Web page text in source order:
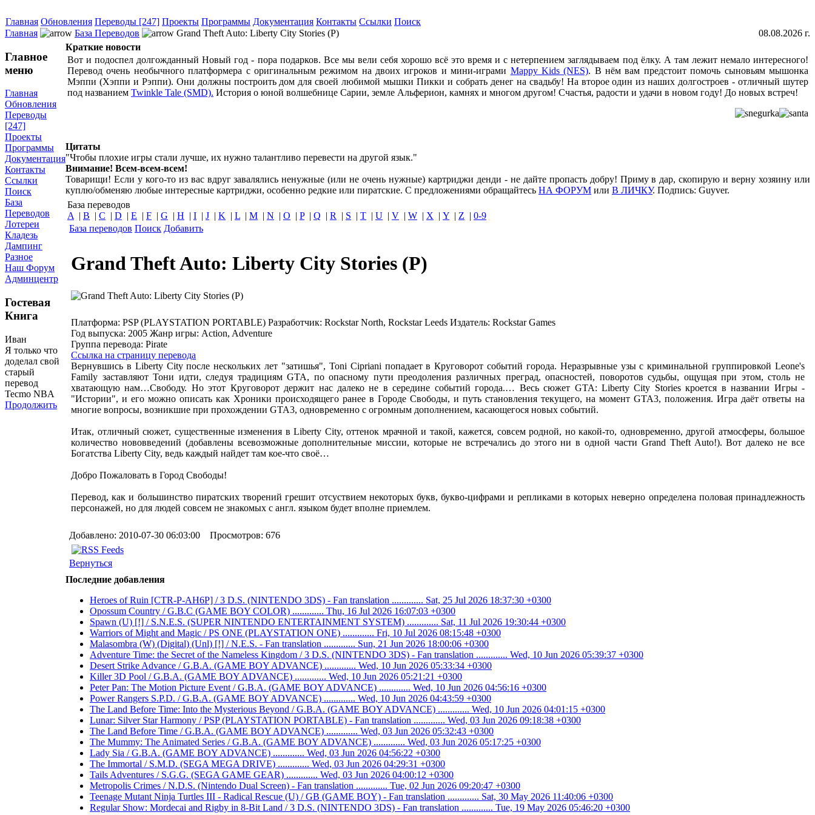
Главная Обновления Переводы [247] Проекты Программы Документация Контакты Ссылки Поиск
Главная
База Переводов Grand Theft Auto: Liberty City Stories (P) 08.08.2026 г.
Главное
меню
Главная
Обновления
Переводы
[247]
Проекты
Программы
Документация
Контакты
Ссылки
Поиск
База
Переводов
Лотереи
Кладезь
Дампинг
Разное
Наш Форум
Админцентр
Гостевая
Книга
Иван
Я только что
доделал свой
старый
перевод
Tecmo NBA
Продолжить
Краткие новости
Вот и подоспел долгожданный Новый год - пора подарков. Все мы вели себя хорошо всё это время и с нетерпением заглядываем под ёлку. А там лежит немало интересного!
Перевод очень необычного платформера с оригинальным режимом на двоих игроков и мини-играми Mappy Kids (NES). В нём вам предстоит помочь сыновьям мышонка
Мэппи (Хэппи и Рэппи). Они должны построить дом для своей любимой мышки Пикки и собрать денег на свадьбу! На второе один из наших долгостроев - отличный шутер
под названием Twinkle Tale (SMD). История о юной волшебнице Сарии, земле Альферион, камнях и многом другом! Счастья, радости и удачи в новом году! До новых встреч!
Цитаты
"Чтобы плохие игры стали лучше, их нужно талантливо перевести на другой язык."
Внимание! Всем-всем-всем!
Товарищи! Если у кого-то из вас вдруг завалялись ненужные (или не очень нужные) картриджи денди - не дайте пропасть добру! Приму в дар, скопирую и верну хозяину или
куплю/обменяю любые интересные картриджи, особенно редкие или пиратские. С предложениями обращайтесь НА ФОРУМ или В ЛИЧКУ. Подпись: Guyver.
База переводов
A | B | C | D | E | F | G | H | I | J | K | L | M | N | O | P| Q | R | S | T | U | V | W | X | Y | Z | 0-9
База переводов Поиск Добавить
Grand Theft Auto: Liberty City Stories (P)
Платформа: PSP (PLAYSTATION PORTABLE) Разработчик: Rockstar North, Rockstar Leeds Издатель: Rockstar Games
Год выпуска: 2005 Жанр игры: Action, Adventure
Группа перевода: Pirate
Ссылка на страницу перевода
Вернувшись в Liberty City после нескольких лет "затишья", Toni Cipriani попадает в Круговорот событий города. Неразрывные узы с криминальной группировкой Leone's
Family заставляют Тони идти, следуя традициям GTA, по опасному пути преодоления различных преград, опасностей, поворотов судьбы, ощущая при этом, столь не
хватающую нам…Свободу. Но этот Круговорот держит нас далеко не в середине событий города.… Весь сюжет GTA: Liberty City Stories кроется в названии Игры -
"Истории", и его можно описать как Хроники происходящего ранее в Городе Свободы, и путь становления текущего, на момент GTA3, положения. Игра даёт ответы на
многие вопросы, возникшие при прохождении GTA3, одновременно с огромным дополнением, касающегося новых событий.
Итак, отличный сюжет, существенные изменения в Liberty City, оттенок мрачной и такой, кажется, совсем родной, но какой-то, одновременно, другой атмосферы, большое
количество нововведений (добавлены всевозможные дополнительные миссии, которые не встречались до этого ни в одной части Grand Theft Auto!). Вот далеко не все
Богатства Liberty City, ведь каждый найдет там кое-что своё…
Добро Пожаловать в Город Свободы!
Перевод, как и большинство пиратских творений грешит отсуствием некоторых букв, букво-цифрами и репликами в которых неверно определена половая принадлежность
персонажей, но для людей совсем не знакомых с англ. языком будет вполне приемлем.
Добавлено: 2010-07-30 06:03:00 Просмотров: 676
Вернуться
Последние добавления
Heroes of Ruin [CTR-P-AH6P] / 3 D.S. (NINTENDO 3DS) - Fan translation ............. Sat, 25 Jul 2026 18:37:30 +0300
Opossum Country / G.B.C (GAME BOY COLOR) ............. Thu, 16 Jul 2026 16:07:03 +0300
Spawn (U) [!] / S.N.E.S. (SUPER NINTENDO ENTERTAINMENT SYSTEM) ............. Sat, 11 Jul 2026 19:30:44 +0300
Warriors of Might and Magic / PS ONE (PLAYSTATION ONE) ............. Fri, 10 Jul 2026 08:15:48 +0300
Malasombra (W) (Digital) (Unl) [!] / N.E.S. - Fan translation ............. Sun, 21 Jun 2026 18:00:06 +0300
Adventure Time: the Secret of the Nameless Kingdom / 3 D.S. (NINTENDO 3DS) - Fan translation ............. Wed, 10 Jun 2026 05:39:37 +0300
Desert Strike Advance / G.B.A. (GAME BOY ADVANCE) ............. Wed, 10 Jun 2026 05:33:34 +0300
Killer 3D Pool / G.B.A. (GAME BOY ADVANCE) ............. Wed, 10 Jun 2026 05:21:21 +0300
Peter Pan: The Motion Picture Event / G.B.A. (GAME BOY ADVANCE) ............. Wed, 10 Jun 2026 04:56:16 +0300
Power Rangers S.P.D. / G.B.A. (GAME BOY ADVANCE) ............. Wed, 10 Jun 2026 04:43:59 +0300
The Land Before Time: Into the Mysterious Beyond / G.B.A. (GAME BOY ADVANCE) ............. Wed, 10 Jun 2026 04:01:15 +0300
Lunar: Silver Star Harmony / PSP (PLAYSTATION PORTABLE) - Fan translation ............. Wed, 03 Jun 2026 09:18:38 +0300
The Land Before Time / G.B.A. (GAME BOY ADVANCE) ............. Wed, 03 Jun 2026 05:32:43 +0300
The Mummy: The Animated Series / G.B.A. (GAME BOY ADVANCE) ............. Wed, 03 Jun 2026 05:17:25 +0300
Lady Sia / G.B.A. (GAME BOY ADVANCE) ............. Wed, 03 Jun 2026 04:56:22 +0300
The Immortal / S.M.D. (SEGA MEGA DRIVE) ............. Wed, 03 Jun 2026 04:29:31 +0300
Tails Adventures / S.G.G. (SEGA GAME GEAR) ............. Wed, 03 Jun 2026 04:00:12 +0300
Metropolis Crimes / N.D.S. (Nintendo Dual Screen) - Fan translation ............. Tue, 02 Jun 2026 09:20:47 +0300
Teenage Mutant Ninja Turtles III - Radical Rescue (U) / GB (GAME BOY) - Fan translation ............. Sat, 30 May 2026 11:40:06 +0300
Regular Show: Mordecai and Rigby in 8-Bit Land / 3 D.S. (NINTENDO 3DS) - Fan translation ............. Tue, 19 May 2026 05:46:20 +0300